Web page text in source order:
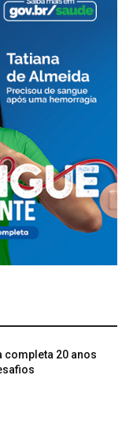
completa 20 anos